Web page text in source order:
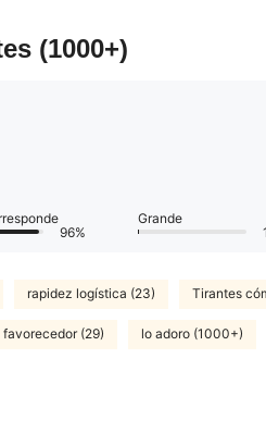
(1000+)
96%
Grande
rapidez logística (23) Tirantes
favorecedor (29) lo adoro (1000+)